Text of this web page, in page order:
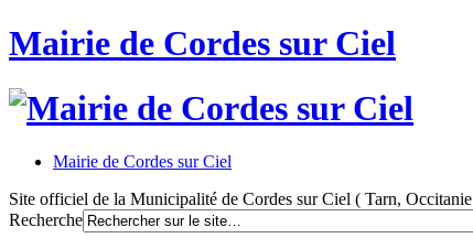
Mairie de Cordes sur Ciel
Mairie de Cordes sur Ciel
Site officiel de la Municipalité de Cordes sur Ciel ( Tarn,
Recherche